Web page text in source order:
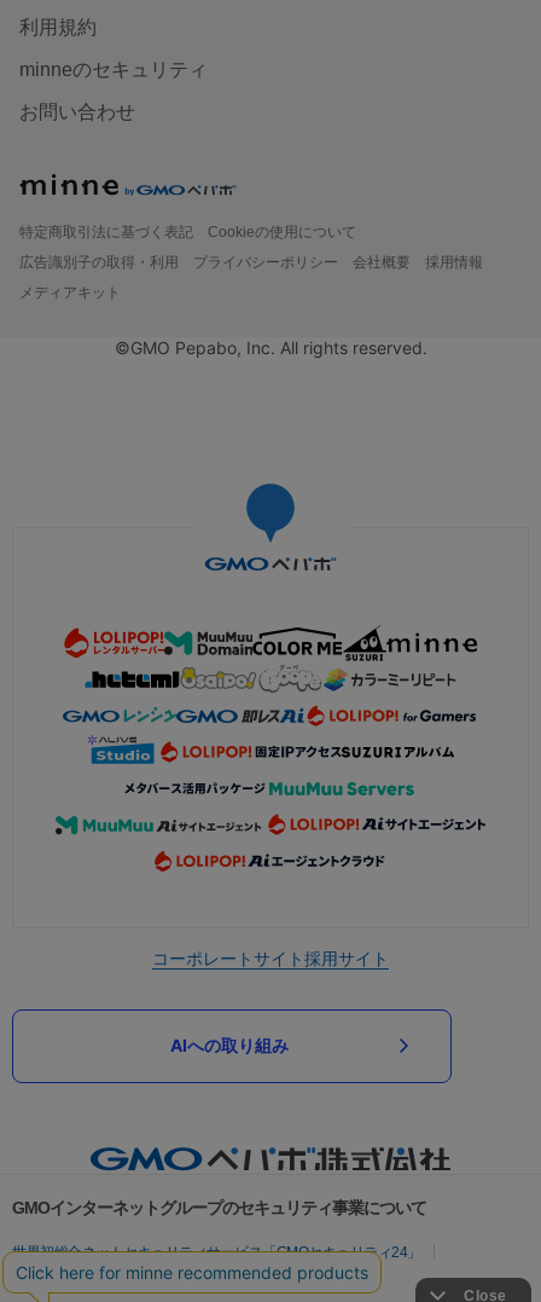
利用規約
minneのセキュリティ
お問い合わせ
特定商取引法に基づく表記
Cookieの使用について
広告識別子の取得・利用
プライバシーポリシー 会社概要
採用情報
メディアキット
©GMO Pepabo, Inc. All rights reserved.
コーポレートサイト採用サイト
AIへの取り組み
GMOインターネットグループのセキュリティ事業について
世界初総合ネットセキュリティサービス「GMOセキュリティ24」
パスワード漏洩診断
Webサイトリスク診断